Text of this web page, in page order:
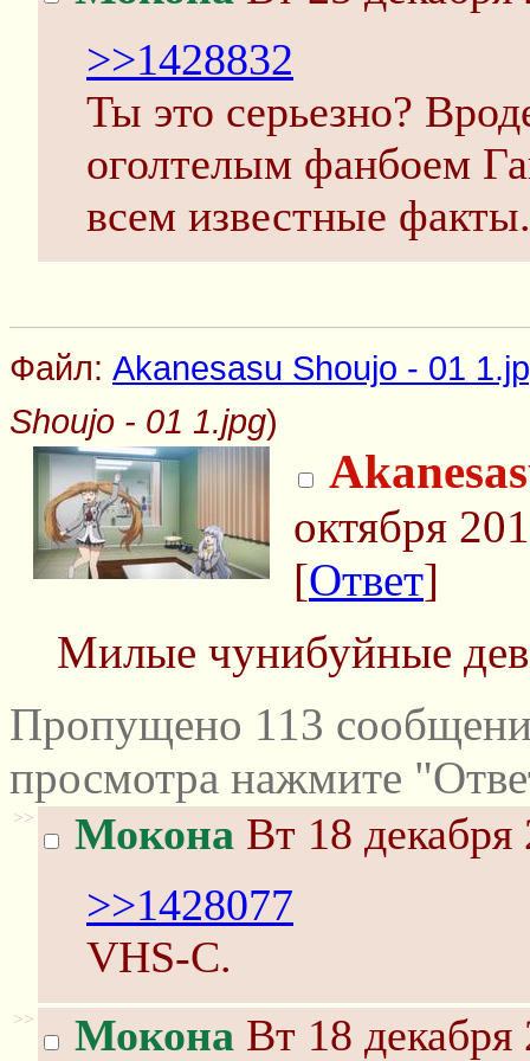
>>1428832
Ты это серьезно?
оголтелым фанбоем
всем известные факты.
Файл: Akanesasu Shoujo - 01
Shoujo - 01 1.jpg)
октября
[Ответ]
Милые чунибуйные
Пропущено 113
просмотра нажмите
>> Мокона Вт 18
>>1428077
VHS-C.
>> Мокона Вт 18